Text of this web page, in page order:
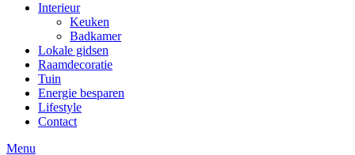
Interieur
Keuken
Badkamer
Lokale gidsen
Raamdecoratie
Tuin
Energie besparen
Lifestyle
Contact
Menu